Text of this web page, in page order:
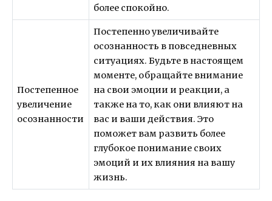
более спокойно.
Постепенное
увеличение
осознанности
Постепенно увеличивайте
осознанность в повседневных
ситуациях. Будьте в настоящем
моменте, обращайте внимание
на свои эмоции и реакции, а
также на то, как они влияют на
вас и ваши действия. Это
поможет вам развить более
глубокое понимание своих
эмоций и их влияния на вашу
жизнь.